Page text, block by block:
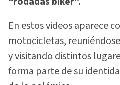
En estos videos aparece
motocicletas,
y visitando distintos
forma parte de su